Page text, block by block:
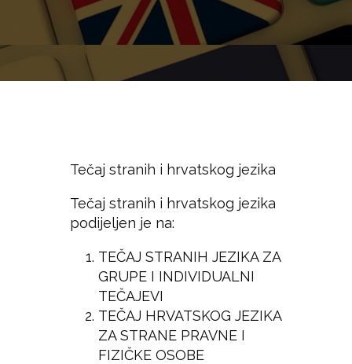
Tečaj stranih i hrvatskog jezika
Tečaj stranih i hrvatskog jezika
podijeljen je na:
TEČAJ STRANIH JEZIKA ZA
GRUPE I INDIVIDUALNI
TEČAJEVI
TEČAJ HRVATSKOG JEZIKA
ZA STRANE PRAVNE I
FIZIČKE OSOBE